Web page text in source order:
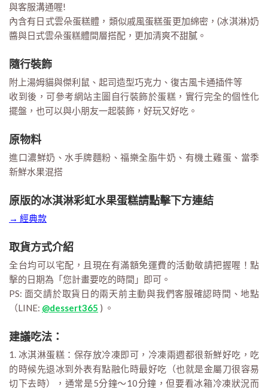
與客服溝通喔!
內含有日式雲朵蛋糕體，類似戚風蛋糕蛋更加綿密，(冰淇淋)奶
醬與日式雲朵蛋糕體間層搭配，更加清爽不甜膩。
隨行裝飾
附上湯姆貓與傑利鼠、起司造型巧克力、復古風卡通插件等
收到後，可參考網站主圖自行裝飾於蛋糕，實行完全的個性化
擺盤，也可以與小朋友一起裝飾，好玩又好吃。
原物料
進口濃鮮奶、水手牌麵粉、福樂全脂牛奶、有機土雞蛋、當季
新鮮水果混搭
原版的冰淇淋彩虹水果蛋糕請點擊下方連結
→ 經典款
取貨方式介紹
全台均可以宅配，且現在有滿額免運費的活動敬請把握喔！點
擊的日期為「您計畫要吃的時間」即可。
PS: 面交請於取貨日的兩天前主動與我們客服確認時間、地點
（LINE: @dessert365 ) 。
建議吃法：
1. 冰淇淋蛋糕：保存放冷凍即可，冷凍兩週都很新鮮好吃，吃
的時候先退冰到外表有點融化時最好吃（也就是金屬刀很容易
切下去時），通常是5分鐘～10分鐘，但要看冰箱冷凍狀況而